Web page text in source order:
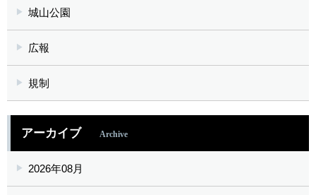
城山公園
広報
規制
アーカイブ Archive
2026年08月